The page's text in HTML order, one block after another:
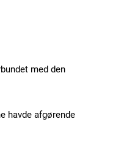
Ut mollis pellentesque tortor
Orci varius natoque dolor
med den
havde afgørende